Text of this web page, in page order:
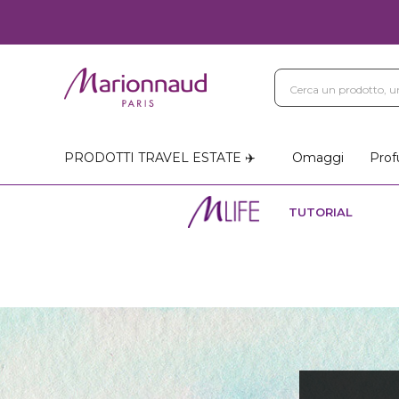
PRODOTTI TRAVEL ESTATE ✈️ Omaggi
TUTORIAL